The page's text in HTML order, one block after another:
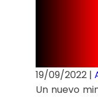
19/09/2022 |
Un nuevo